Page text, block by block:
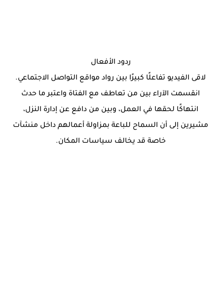
ردود الأفعال
لاقى الفيديو تفاعلًا كبيرًا بين رواد مواقع التواصل الاجتماعي.
انقسمت الآراء بين من تعاطف مع الفتاة واعتبر ما حدث
انتهاكًا لحقها في العمل، وبين من دافع عن إدارة النزل،
مشيرين إلى أن السماح للباعة بمزاولة أعمالهم داخل منشآت
خاصة قد يخالف سياسات المكان.